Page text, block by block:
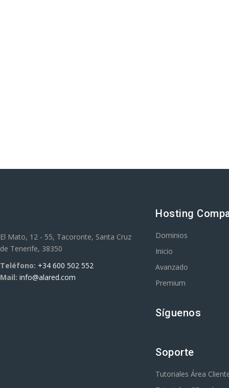
El Mato, 12 - 55, Tacoronte, Santa Cruz
de Tenerife, 38350
Teléfono: +34 600 502 552
Mail: info@alared.com
Hosting
Dominios
Inicio
Avanzado
Premium
Síguenos
Soporte
Tutoriales Área